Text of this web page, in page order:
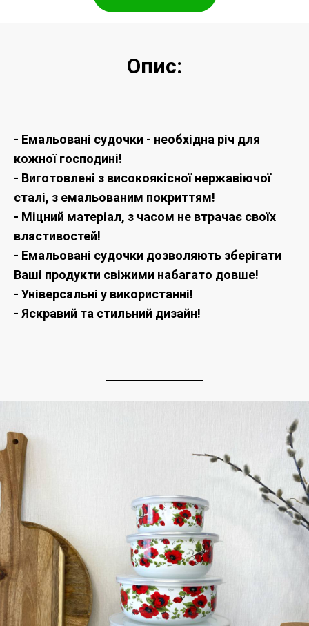
Опис:
- Емальовані судочки - необхідна річ для
кожної господині!
- Виготовлені з високоякісної нержавіючої
сталі, з емальованим покриттям!
- Міцний матеріал, з часом не втрачає своїх
властивостей!
- Емальовані судочки дозволяють зберігати
Ваші продукти свіжими набагато довше!
- Універсальні у використанні!
- Яскравий та стильний дизайн!